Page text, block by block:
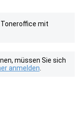
mit
müssen Sie sich
anmelden